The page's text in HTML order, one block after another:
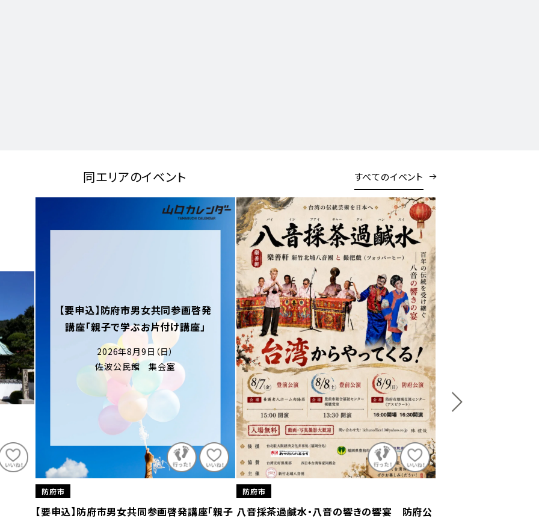
同エリアのイベント すべてのイベント
【要申込】防府市男女共同参画啓発
講座「親子で学ぶお片付け講座」
2026年8月9日（日）
佐波公民館 集会室
防府市
【要申込】防府市男女共同参画啓発講座「親子
防府市
八音採茶過鹹水・八音の響きの響宴 防府公